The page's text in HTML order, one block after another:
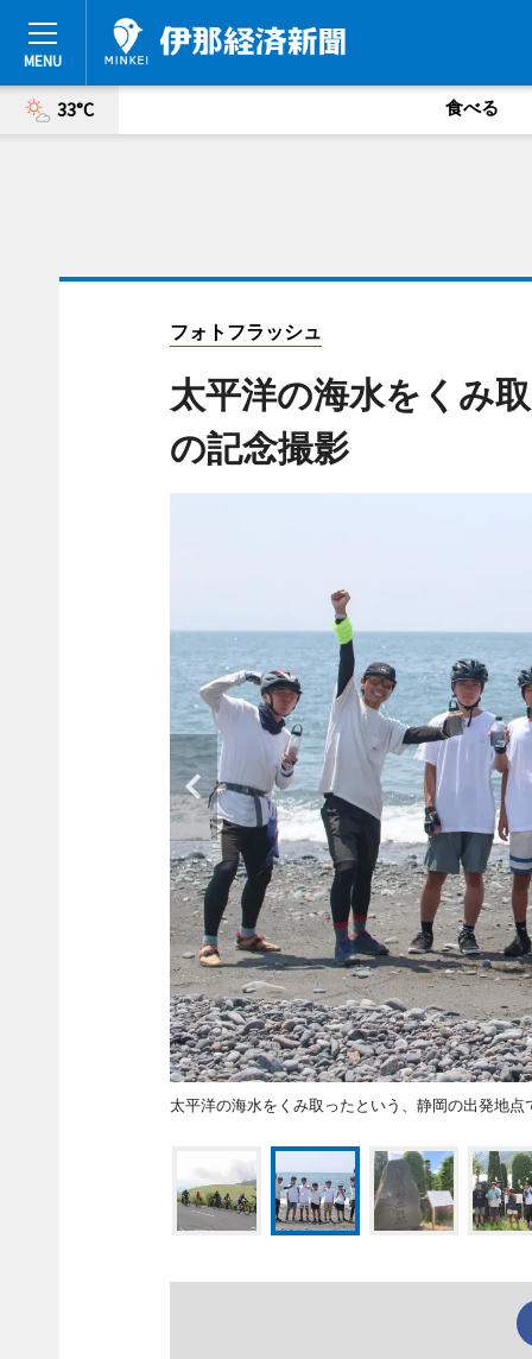
33°C 食べる
フォトフラッシュ
太平洋の海水をくみ
の記念撮影
太平洋の海水をくみ取ったという、静岡の出発地点